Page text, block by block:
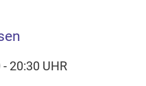
20:30 UHR